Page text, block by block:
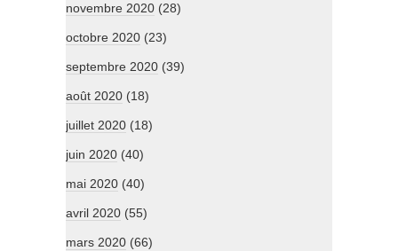
novembre 2020 (28)
octobre 2020 (23)
septembre 2020 (39)
août 2020 (18)
juillet 2020 (18)
juin 2020 (40)
mai 2020 (40)
avril 2020 (55)
mars 2020 (66)